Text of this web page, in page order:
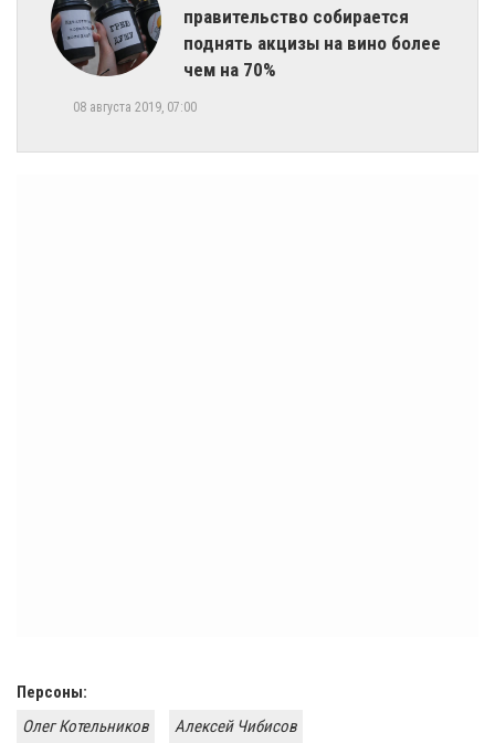
правительство собирается
поднять акцизы на вино более
чем на 70%
08 августа 2019, 07:00
Персоны:
Олег Котельников
Алексей Чибисов